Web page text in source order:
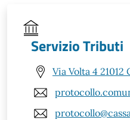
Servizio Tributi
Via Volta 4 21012